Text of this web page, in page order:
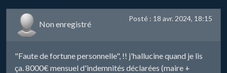
Non enregistré
Posté : 18 avr. 2024, 18:15
"Faute de fortune personnelle", !! j'hallucine quand je lis
ça. 8000€ mensuel d'indemnités déclarées (maire +